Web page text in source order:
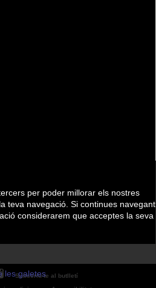
per poder millorar els nostres
teva navegació. Si continues navegant
considerarem que acceptes la seva
les galetes
Subscriu-te al butlletí